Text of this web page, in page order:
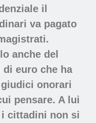
il
va pagato
anche del
euro che ha
onorari
pensare. A lui
cittadini non si